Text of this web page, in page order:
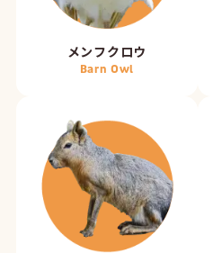
メンフクロウ
Barn Owl